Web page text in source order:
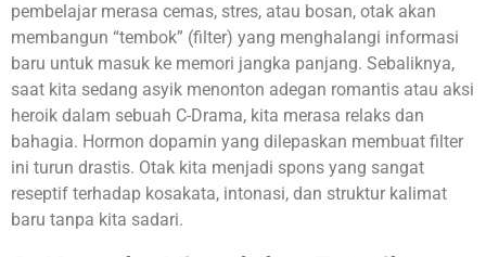
pembelajar merasa cemas, stres, atau bosan, otak akan
membangun “tembok” (filter) yang menghalangi informasi
baru untuk masuk ke memori jangka panjang. Sebaliknya,
saat kita sedang asyik menonton adegan romantis atau aksi
heroik dalam sebuah C-Drama, kita merasa relaks dan
bahagia. Hormon dopamin yang dilepaskan membuat filter
ini turun drastis. Otak kita menjadi spons yang sangat
reseptif terhadap kosakata, intonasi, dan struktur kalimat
baru tanpa kita sadari.